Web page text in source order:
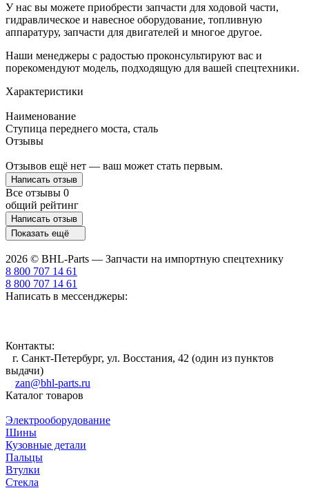
У нас вы можете приобрести запчасти для ходовой части,
гидравлическое и навесное оборудование, топливную
аппаратуру, запчасти для двигателей и многое другое.
Наши менеджеры с радостью проконсультируют вас и
порекомендуют модель, подходящую для вашей спецтехники.
Характеристики
Наименование
Ступица переднего моста, сталь
Отзывы
Отзывов ещё нет — ваш может стать первым.
Написать отзыв
Все отзывы 0
общий рейтинг
Написать отзыв
Показать ещё
2026 © BHL-Parts — Запчасти на импортную спецтехнику
8 800 707 14 61
8 800 707 14 61
Написать в мессенджеры:
Контакты:
г. Санкт-Петербург, ул. Восстания, 42 (один из пунктов
выдачи)
zan@bhl-parts.ru
Каталог товаров
Электрооборудование
Шины
Кузовные детали
Пальцы
Втулки
Стекла